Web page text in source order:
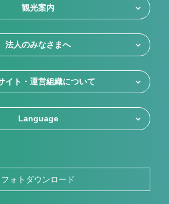
観光案内
法人のみなさまへ
イト・運営組織について
Language
フォトダウンロード